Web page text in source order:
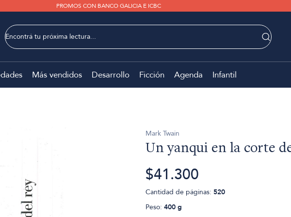
PROMOS CON BANCO GALICIA E ICBC
Más vendidos Desarrollo Ficción Agenda Infantil
Mark Twain
Un yanqui en la corte
$41.300
Cantidad de páginas: 520
Peso: 400 g